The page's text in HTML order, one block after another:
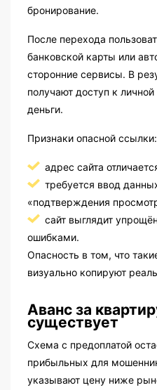
бронирование.
После перехода
банковской карты или
сторонние сервисы. В
получают доступ к
деньги.
Признаки опасной ссылки:
адрес сайта
требуется ввод
«подтверждения
сайт выглядит
ошибками.
Опасность в том, что
визуально копируют
Аванс за
существует
Схема с предоплатой
прибыльных для
указывают цену ниже